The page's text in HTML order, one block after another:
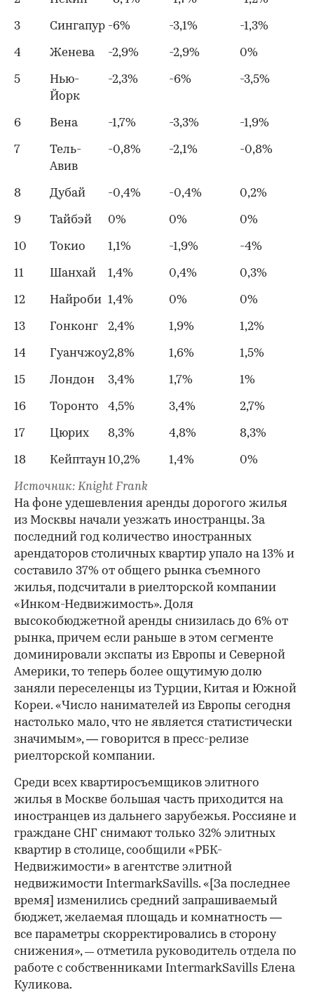
3 Сингапур -6% -3,1% -1,3%
4 Женева -2,9% -2,9% 0%
5
Нью-
Йорк
-2,3% -6% -3,5%
6 Вена -1,7% -3,3% -1,9%
7
Тель-
Авив
-0,8% -2,1% -0,8%
8 Дубай -0,4% -0,4% 0,2%
9 Тайбэй 0% 0% 0%
10 Токио 1,1% -1,9% -4%
11 Шанхай 1,4% 0,4% 0,3%
12 Найроби 1,4% 0% 0%
13 Гонконг 2,4% 1,9% 1,2%
14 Гуанчжоу2,8% 1,6% 1,5%
15 Лондон 3,4% 1,7% 1%
16 Торонто 4,5% 3,4% 2,7%
17 Цюрих 8,3% 4,8% 8,3%
18 Кейптаун10,2% 1,4% 0%
Источник: Knight Frank
На фоне удешевления аренды дорогого жилья
из Москвы начали уезжать иностранцы. За
последний год количество иностранных
арендаторов столичных квартир упало на 13% и
составило 37% от общего рынка съемного
жилья, подсчитали в риелторской компании
«Инком-Недвижимость». Доля
высокобюджетной аренды снизилась до 6% от
рынка, причем если раньше в этом сегменте
доминировали экспаты из Европы и Северной
Америки, то теперь более ощутимую долю
заняли переселенцы из Турции, Китая и Южной
Кореи. «Число нанимателей из Европы сегодня
настолько мало, что не является статистически
значимым», — говорится в пресс-релизе
риелторской компании.
Среди всех квартиросъемщиков элитного
жилья в Москве большая часть приходится на
иностранцев из дальнего зарубежья. Россияне и
граждане СНГ снимают только 32% элитных
квартир в столице, сообщили «РБК-
Недвижимости» в агентстве элитной
недвижимости IntermarkSavills. «[За последнее
время] изменились средний запрашиваемый
бюджет, желаемая площадь и комнатность —
все параметры скорректировались в сторону
снижения», — отметила руководитель отдела по
работе с собственниками IntermarkSavills Елена
Куликова.